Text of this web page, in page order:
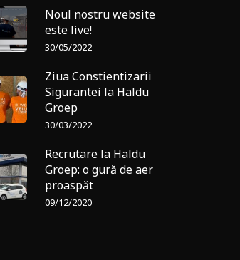
Noul nostru website
este live!
30/05/2022
Ziua Constientizarii
Sigurantei la Haldu
Groep
30/03/2022
Recrutare la Haldu
Groep: o gură de aer
proaspăt
09/12/2020